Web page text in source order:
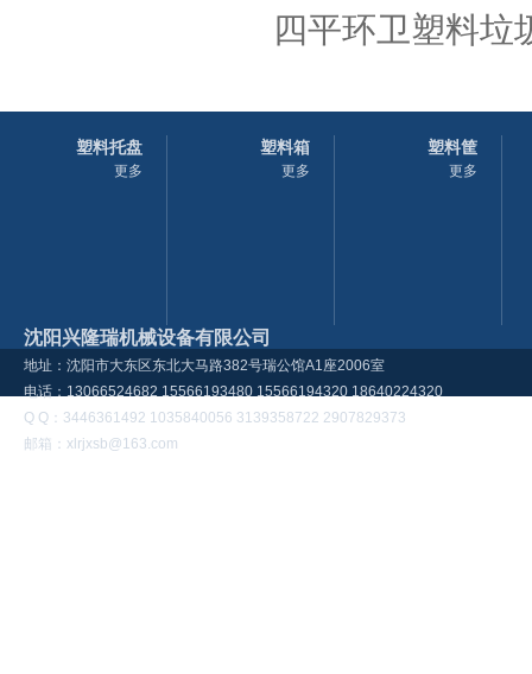
四平环卫塑料垃
塑料托盘
更多
塑料箱
更多
塑料筐
更多
沈阳兴隆瑞机械设备有限公司
地址：沈阳市大东区东北大马路382号瑞公馆A1座2006室
电话：13066524682 15566193480 15566194320 18640224320
Q Q：3446361492 1035840056 3139358722 2907829373
邮箱：xlrjxsb@163.com